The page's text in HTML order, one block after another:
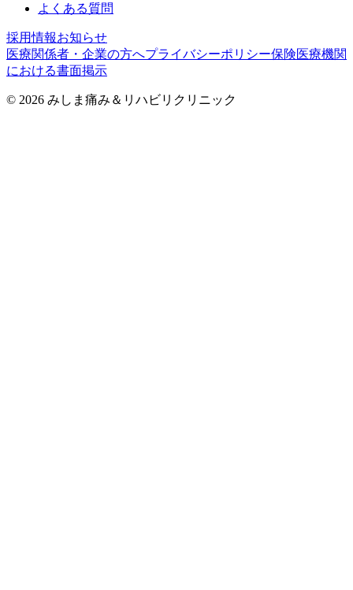
よくある質問
採用情報お知らせ
医療関係者・企業の方へプライバシーポリシー保険医療機関
における書面掲示
© 2026 みしま痛み＆リハビリクリニック